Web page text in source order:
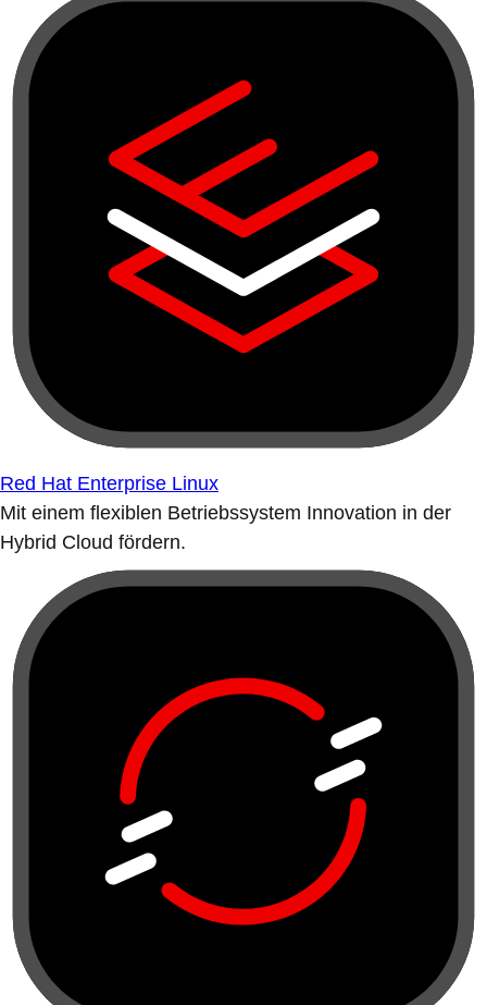
Red Hat Enterprise Linux
Mit einem flexiblen Betriebssystem Innovation in der
Hybrid Cloud fördern.